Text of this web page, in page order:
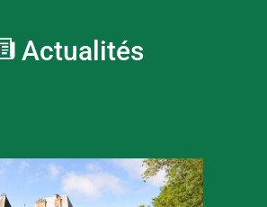
Actualités